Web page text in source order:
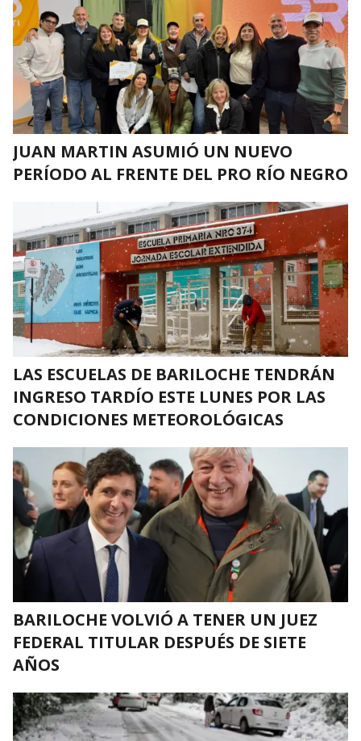
JUAN MARTIN ASUMIÓ UN NUEVO
PERÍODO AL FRENTE DEL PRO RÍO NEGRO
LAS ESCUELAS DE BARILOCHE TENDRÁN
INGRESO TARDÍO ESTE LUNES POR LAS
CONDICIONES METEOROLÓGICAS
BARILOCHE VOLVIÓ A TENER UN JUEZ
FEDERAL TITULAR DESPUÉS DE SIETE
AÑOS